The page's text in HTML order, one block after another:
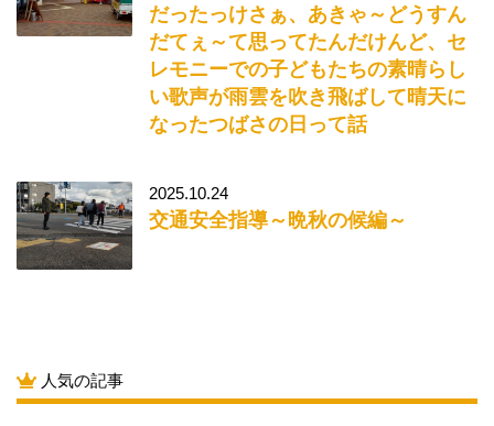
だったっけさぁ、あきゃ～どうすん
だてぇ～て思ってたんだけんど、セ
レモニーでの子どもたちの素晴らし
い歌声が雨雲を吹き飛ばして晴天に
なったつばさの日って話
2025.10.24
交通安全指導～晩秋の候編～
人気の記事